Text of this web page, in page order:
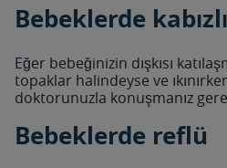
Bebeklerde
Eğer bebeğinizin dışkısı
topaklar halindeyse ve
doktorunuzla konuşmanız
Bebeklerde reflü